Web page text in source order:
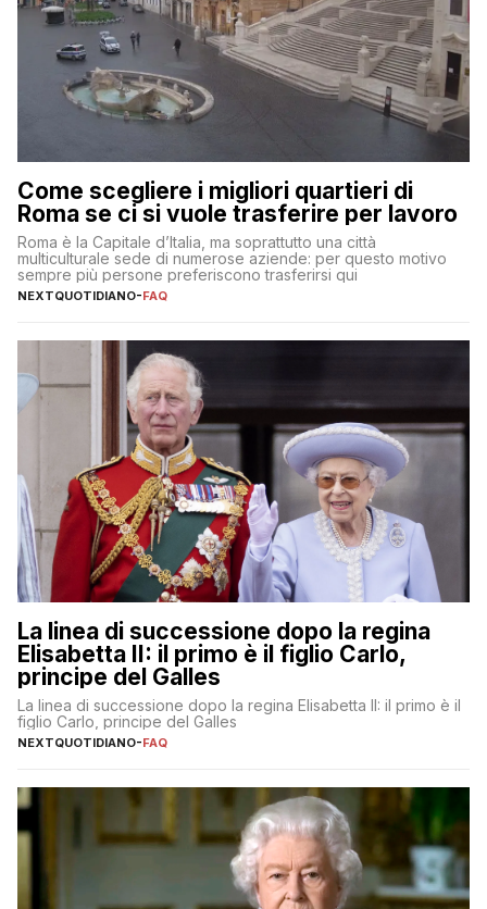
Come scegliere i migliori quartieri di
Roma se ci si vuole trasferire per lavoro
Roma è la Capitale d’Italia, ma soprattutto una città
multiculturale sede di numerose aziende: per questo motivo
sempre più persone preferiscono trasferirsi qui
NEXTQUOTIDIANO-FAQ
La linea di successione dopo la regina
Elisabetta II: il primo è il figlio Carlo,
principe del Galles
La linea di successione dopo la regina Elisabetta II: il primo è il
figlio Carlo, principe del Galles
NEXTQUOTIDIANO-FAQ